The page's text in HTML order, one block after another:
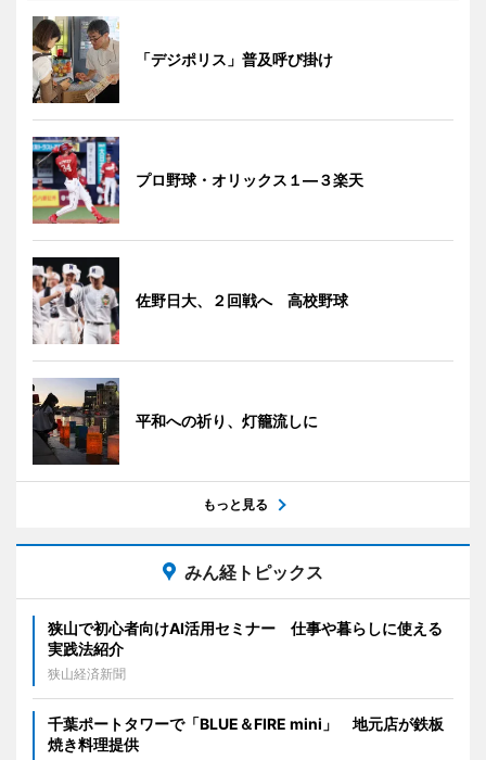
「デジポリス」普及呼び掛け
プロ野球・オリックス１―３楽天
佐野日大、２回戦へ 高校野球
平和への祈り、灯籠流しに
もっと見る
みん経トピックス
狭山で初心者向けAI活用セミナー 仕事や暮らしに使える
実践法紹介
狭山経済新聞
千葉ポートタワーで「BLUE＆FIRE mini」 地元店が鉄板
焼き料理提供